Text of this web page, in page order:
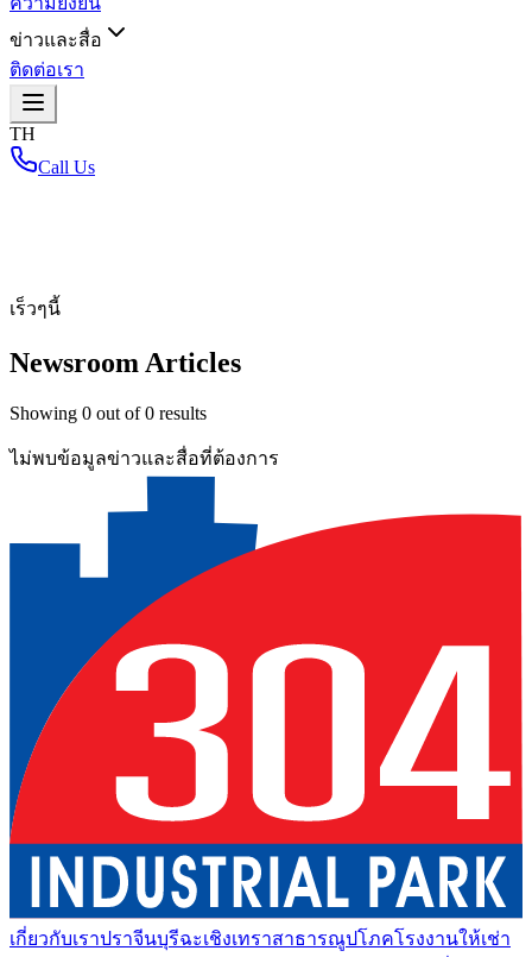
ข่าวและสื่อ
ติดต่อเรา
TH
Call Us
เร็วๆนี้
Newsroom Articles
Showing 0 out of0 results
ไม่พบข้อมูลข่าวและสื่อที่ต้องการ
เกี่ยวกับเราปราจีนบุรีฉะเชิงเทราสาธารณูปโภคโรงงานให้เช่า